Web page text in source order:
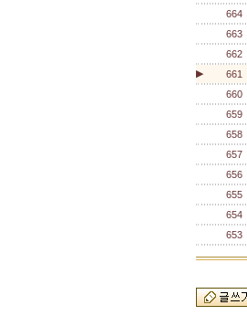
664
663
662
▶ 661
660
659
658
657
656
655
654
653